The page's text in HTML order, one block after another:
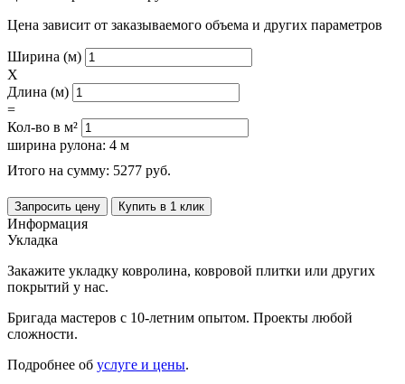
Цена зависит от заказываемого объема и других параметров
Ширина (м)
X
Длина (м)
=
Кол-во в м²
ширина рулона: 4 м
Итого на сумму: 5277 руб.
Запросить цену Купить в 1 клик
Информация
Укладка
Закажите укладку ковролина, ковровой плитки или других
покрытий у нас.
Бригада мастеров с 10-летним опытом. Проекты любой
сложности.
Подробнее об услуге и цены.